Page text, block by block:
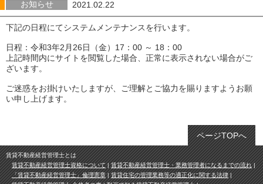
お知らせ 2021.02.22
下記の日程にてシステムメンテナンスを行います。
日程：令和3年2月26日（金）17：00 ～ 18：00
上記時間内にサイトを閲覧した場合、正常に表示されない場合がご
ざいます。
ご迷惑をお掛けいたしますが、ご理解とご協力を賜りますようお願
い申し上げます。
ページTOPへ
賃貸不動産経営管理士とは
賃貸不動産経営管理士資格について
賃貸不動産経営管理士・業務管理者になるまでの流れ
「賃貸不動産経営管理士」倫理憲章
賃貸住宅の管理業務等の適正化に関する法律